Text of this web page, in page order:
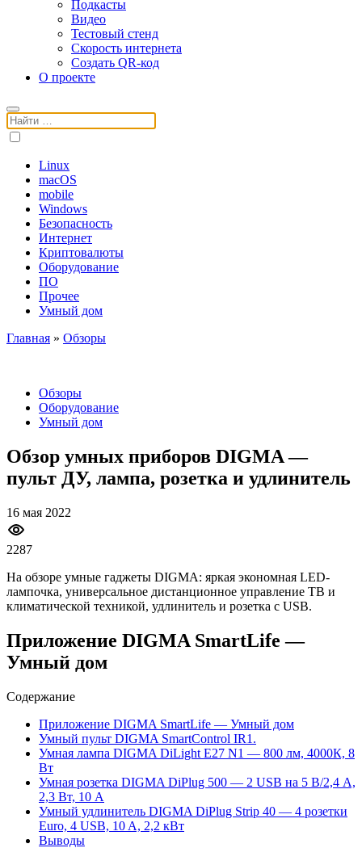
Подкасты
Видео
Тестовый стенд
Скорость интернета
Создать QR-код
О проекте
Поиск:
Linux
macOS
mobile
Windows
Безопасность
Интернет
Криптовалюты
Оборудование
ПО
Прочее
Умный дом
Главная » Обзоры
Обзоры
Оборудование
Умный дом
Обзор умных приборов DIGMA —
пульт ДУ, лампа, розетка и удлинитель
16 мая 2022
2287
На обзоре умные гаджеты DIGMA: яркая экономная LED-
лампочка, универсальное дистанционное управление ТВ и
климатической техникой, удлинитель и розетка с USB.
Приложение DIGMA SmartLife —
Умный дом
Содержание
Приложение DIGMA SmartLife — Умный дом
Умный пульт DIGMA SmartControl IR1.
Умная лампа DIGMA DiLight E27 N1 — 800 лм, 4000К, 8
Вт
Умная розетка DIGMA DiPlug 500 — 2 USB на 5 В/2,4 А,
2,3 Вт, 10 А
Умный удлинитель DIGMA DiPlug Strip 40 — 4 розетки
Euro, 4 USB, 10 A, 2,2 кВт
Выводы